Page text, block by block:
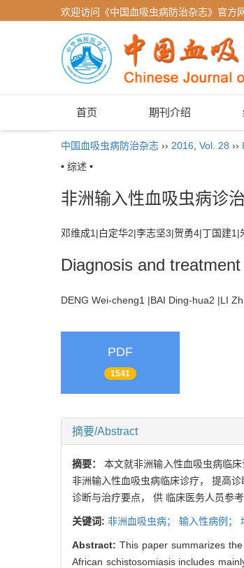
欢迎访问《中国血吸虫病防治杂志》官方
首页 期刊介绍
中国血吸虫病防治杂志 ›› 2016 Vol. 28 ››
• 综述 •
非洲输入性血吸虫病诊
邓维成1|白定华2|李志坚3|贺勇4|丁国建
Diagnosis and
DENG Wei-cheng1 |BAI Ding-hua2 |LI
PDF
1541
摘要/Abstract
摘要：本文就非洲输入性血吸虫病临
非洲输入性血吸虫病临床诊疗， 提高
诊断与治疗要点， 供 临床医务人员参考
关键词: 非洲血吸虫病； 输入性病例；
Abstract: This paper summarizes
African schistosomiasis includes